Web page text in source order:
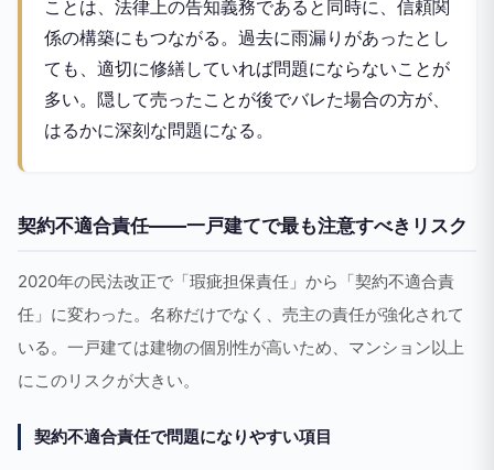
ことは、法律上の告知義務であると同時に、信頼関
係の構築にもつながる。過去に雨漏りがあったとし
ても、適切に修繕していれば問題にならないことが
多い。隠して売ったことが後でバレた場合の方が、
はるかに深刻な問題になる。
契約不適合責任——一戸建てで最も注意すべきリスク
2020年の民法改正で「瑕疵担保責任」から「契約不適合責
任」に変わった。名称だけでなく、売主の責任が強化されて
いる。一戸建ては建物の個別性が高いため、マンション以上
にこのリスクが大きい。
契約不適合責任で問題になりやすい項目